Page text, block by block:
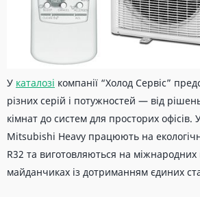
У каталозі компанії “Холод Сервіс”
різних серій і потужностей — від
кімнат до систем для просторих офісів.
Mitsubishi Heavy працюють на
R32 та виготовляються на
майданчиках із дотриманням єдиних